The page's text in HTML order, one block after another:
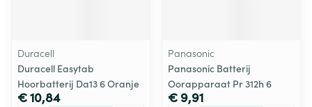
Duracell
Duracell Easytab
Hoorbatterij Da13 6 Oranje
€ 10,84
Panasonic
Panasonic Batterij
Oorapparaat Pr 312h 6
€ 9,91